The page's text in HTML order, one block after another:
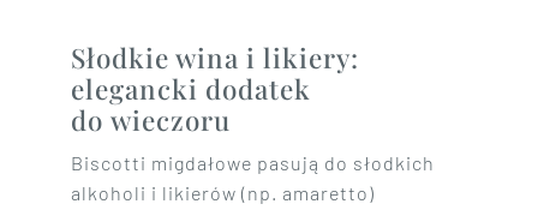
Słodkie wina i likiery:
elegancki dodatek
do wieczoru
Biscotti migdałowe pasują do słodkich
alkoholi i likierów (np. amaretto)